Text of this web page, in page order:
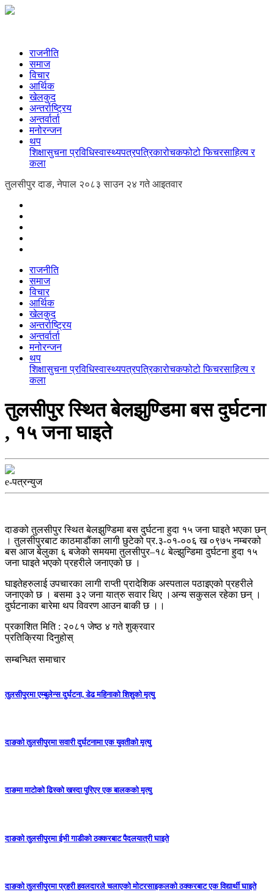
राजनीति
समाज
विचार
आर्थिक
खेलकुद
अन्तर्राष्ट्रिय
अन्तर्वार्ता
मनोरन्जन
थप
शिक्षासुचना प्रविधिस्वास्थ्यपत्रपत्रिकारोचकफोटो फिचरसाहित्य र
कला
तुलसीपुर दाङ, नेपाल २०८३ साउन २४ गते आइतवार
राजनीति
समाज
विचार
आर्थिक
खेलकुद
अन्तर्राष्ट्रिय
अन्तर्वार्ता
मनोरन्जन
थप
शिक्षासुचना प्रविधिस्वास्थ्यपत्रपत्रिकारोचकफोटो फिचरसाहित्य र
कला
तुलसीपुर स्थित बेलझुण्डिमा बस दुर्घटना
, १५ जना घाइते
e-पत्रन्युज
दाङको तुलसीपुर स्थित बेलझुण्डिमा बस दुर्घटना हुदा १५ जना घाइते भएका छन्
। तुलसीपुरबाट काठमाडौंका लागी छुटेको प्र.३-०१-००६ ख ०९७५ नम्बरको
बस आज बेलुका ६ बजेको समयमा तुलसीपुर–१८ बेल्झुन्डिमा दुर्घटना हुदा १५
जना घाइते भएकाे प्रहरीले जनाएको छ ।
घाइतेहरुलाई उपचारका लागी राप्ती प्रादेशिक अस्पताल पठाइएको प्रहरीले
जनाएको छ । बसमा ३२ जना यात्रु सवार थिए ।अन्य सकुसल रहेका छन् ।
दुर्घटनाका बारेमा थप विवरण आउन बाकी छ ।।
प्रकाशित मिति : २०८१ जेष्ठ ४ गते शुक्रवार
प्रतिक्रिया दिनुहोस्
सम्बन्धित समाचार
तुलसीपुरमा एम्बुलेन्स दुर्घटना, डेढ महिनाको शिशुको मृत्यु
दाङको तुलसीपुरमा सवारी दुर्घटनामा एक युवतीको मृत्यु
दाङमा माटोको ढिस्को खस्दा पुरिएर एक बालकको मृत्यु
दाङको तुलसीपुरमा ईभी गाडीको ठक्करबाट पैदलयात्री घाइते
दाङको तुलसीपुरमा प्रहरी हवलदारले चलाएको मोटरसाइकलको ठक्करबाट एक विद्यार्थी घाइते